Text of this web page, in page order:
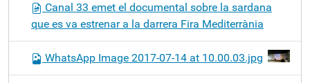
Canal 33 emet el documental sobre la sardana
que es va estrenar a la darrera Fira Mediterrània
WhatsApp Image 2017-07-14 at 10.00.03.jpg